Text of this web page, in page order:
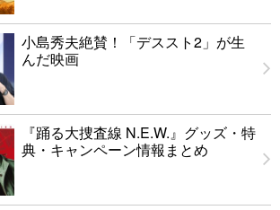
小島秀夫絶賛！「デススト2」が生
んだ映画
『踊る大捜査線 N.E.W.』グッズ・特
典・キャンペーン情報まとめ